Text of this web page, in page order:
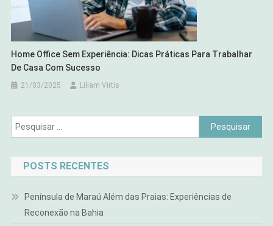
Home Office Sem Experiência: Dicas Práticas Para Trabalhar
De Casa Com Sucesso
21/03/2025 Liliam Virtis
Pesquisar
por:
POSTS RECENTES
Península de Maraú Além das Praias: Experiências de
Reconexão na Bahia